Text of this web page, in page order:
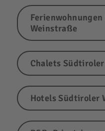
Weinstraße
Chalets
Hotels Südtiroler